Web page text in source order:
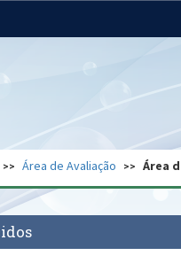
Ministério do
Regional
Segurança Advocacia-
Área de Avaliação Área